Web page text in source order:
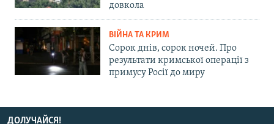
довкола
ВІЙНА ТА КРИМ
Сорок днів, сорок ночей. Про
результати кримської операції з
примусу Росії до миру
ДОЛУЧАЙСЯ!